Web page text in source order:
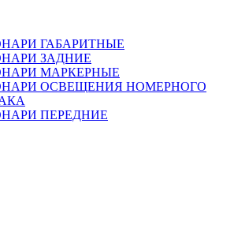
ГАБАРИТНЫЕ
ЗАДНИЕ
МАРКЕРНЫЕ
ОСВЕЩЕНИЯ НОМЕРНОГО
ПЕРЕДНИЕ